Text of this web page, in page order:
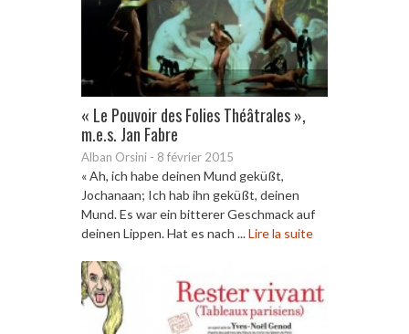
« Le Pouvoir des Folies Théâtrales »,
m.e.s. Jan Fabre
Alban Orsini - 8 février 2015
« Ah, ich habe deinen Mund geküßt,
Jochanaan; Ich hab ihn geküßt, deinen
Mund. Es war ein bitterer Geschmack auf
deinen Lippen. Hat es nach ...Lire la suite